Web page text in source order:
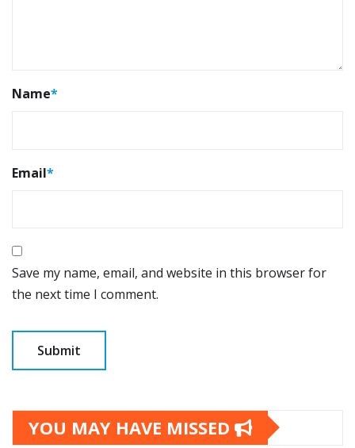
Name*
Email*
Save my name, email, and website in this browser for
the next time I comment.
YOU MAY HAVE MISSED